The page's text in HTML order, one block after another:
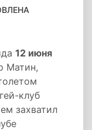
12 июня
Матин,
клуб
захватил